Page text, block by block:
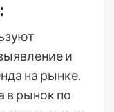
и
на рынке.
в рынок по